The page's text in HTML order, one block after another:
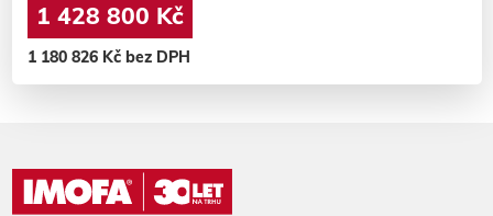
1 428 800 Kč
1 180 826 Kč bez DPH